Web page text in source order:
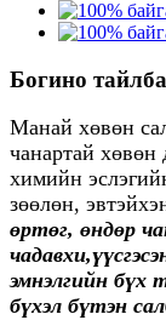
Богино
Манай хөвөн
чанартай хөвөн
химийн
зөөлөн,
өртөг, өндөр
чадавхи,
эмнэлгийн бүх
бүхэл бүтэн